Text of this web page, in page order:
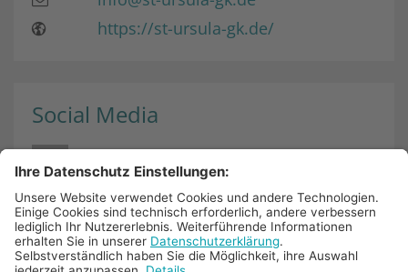
https://st-ursula-gk.de/
Social Media